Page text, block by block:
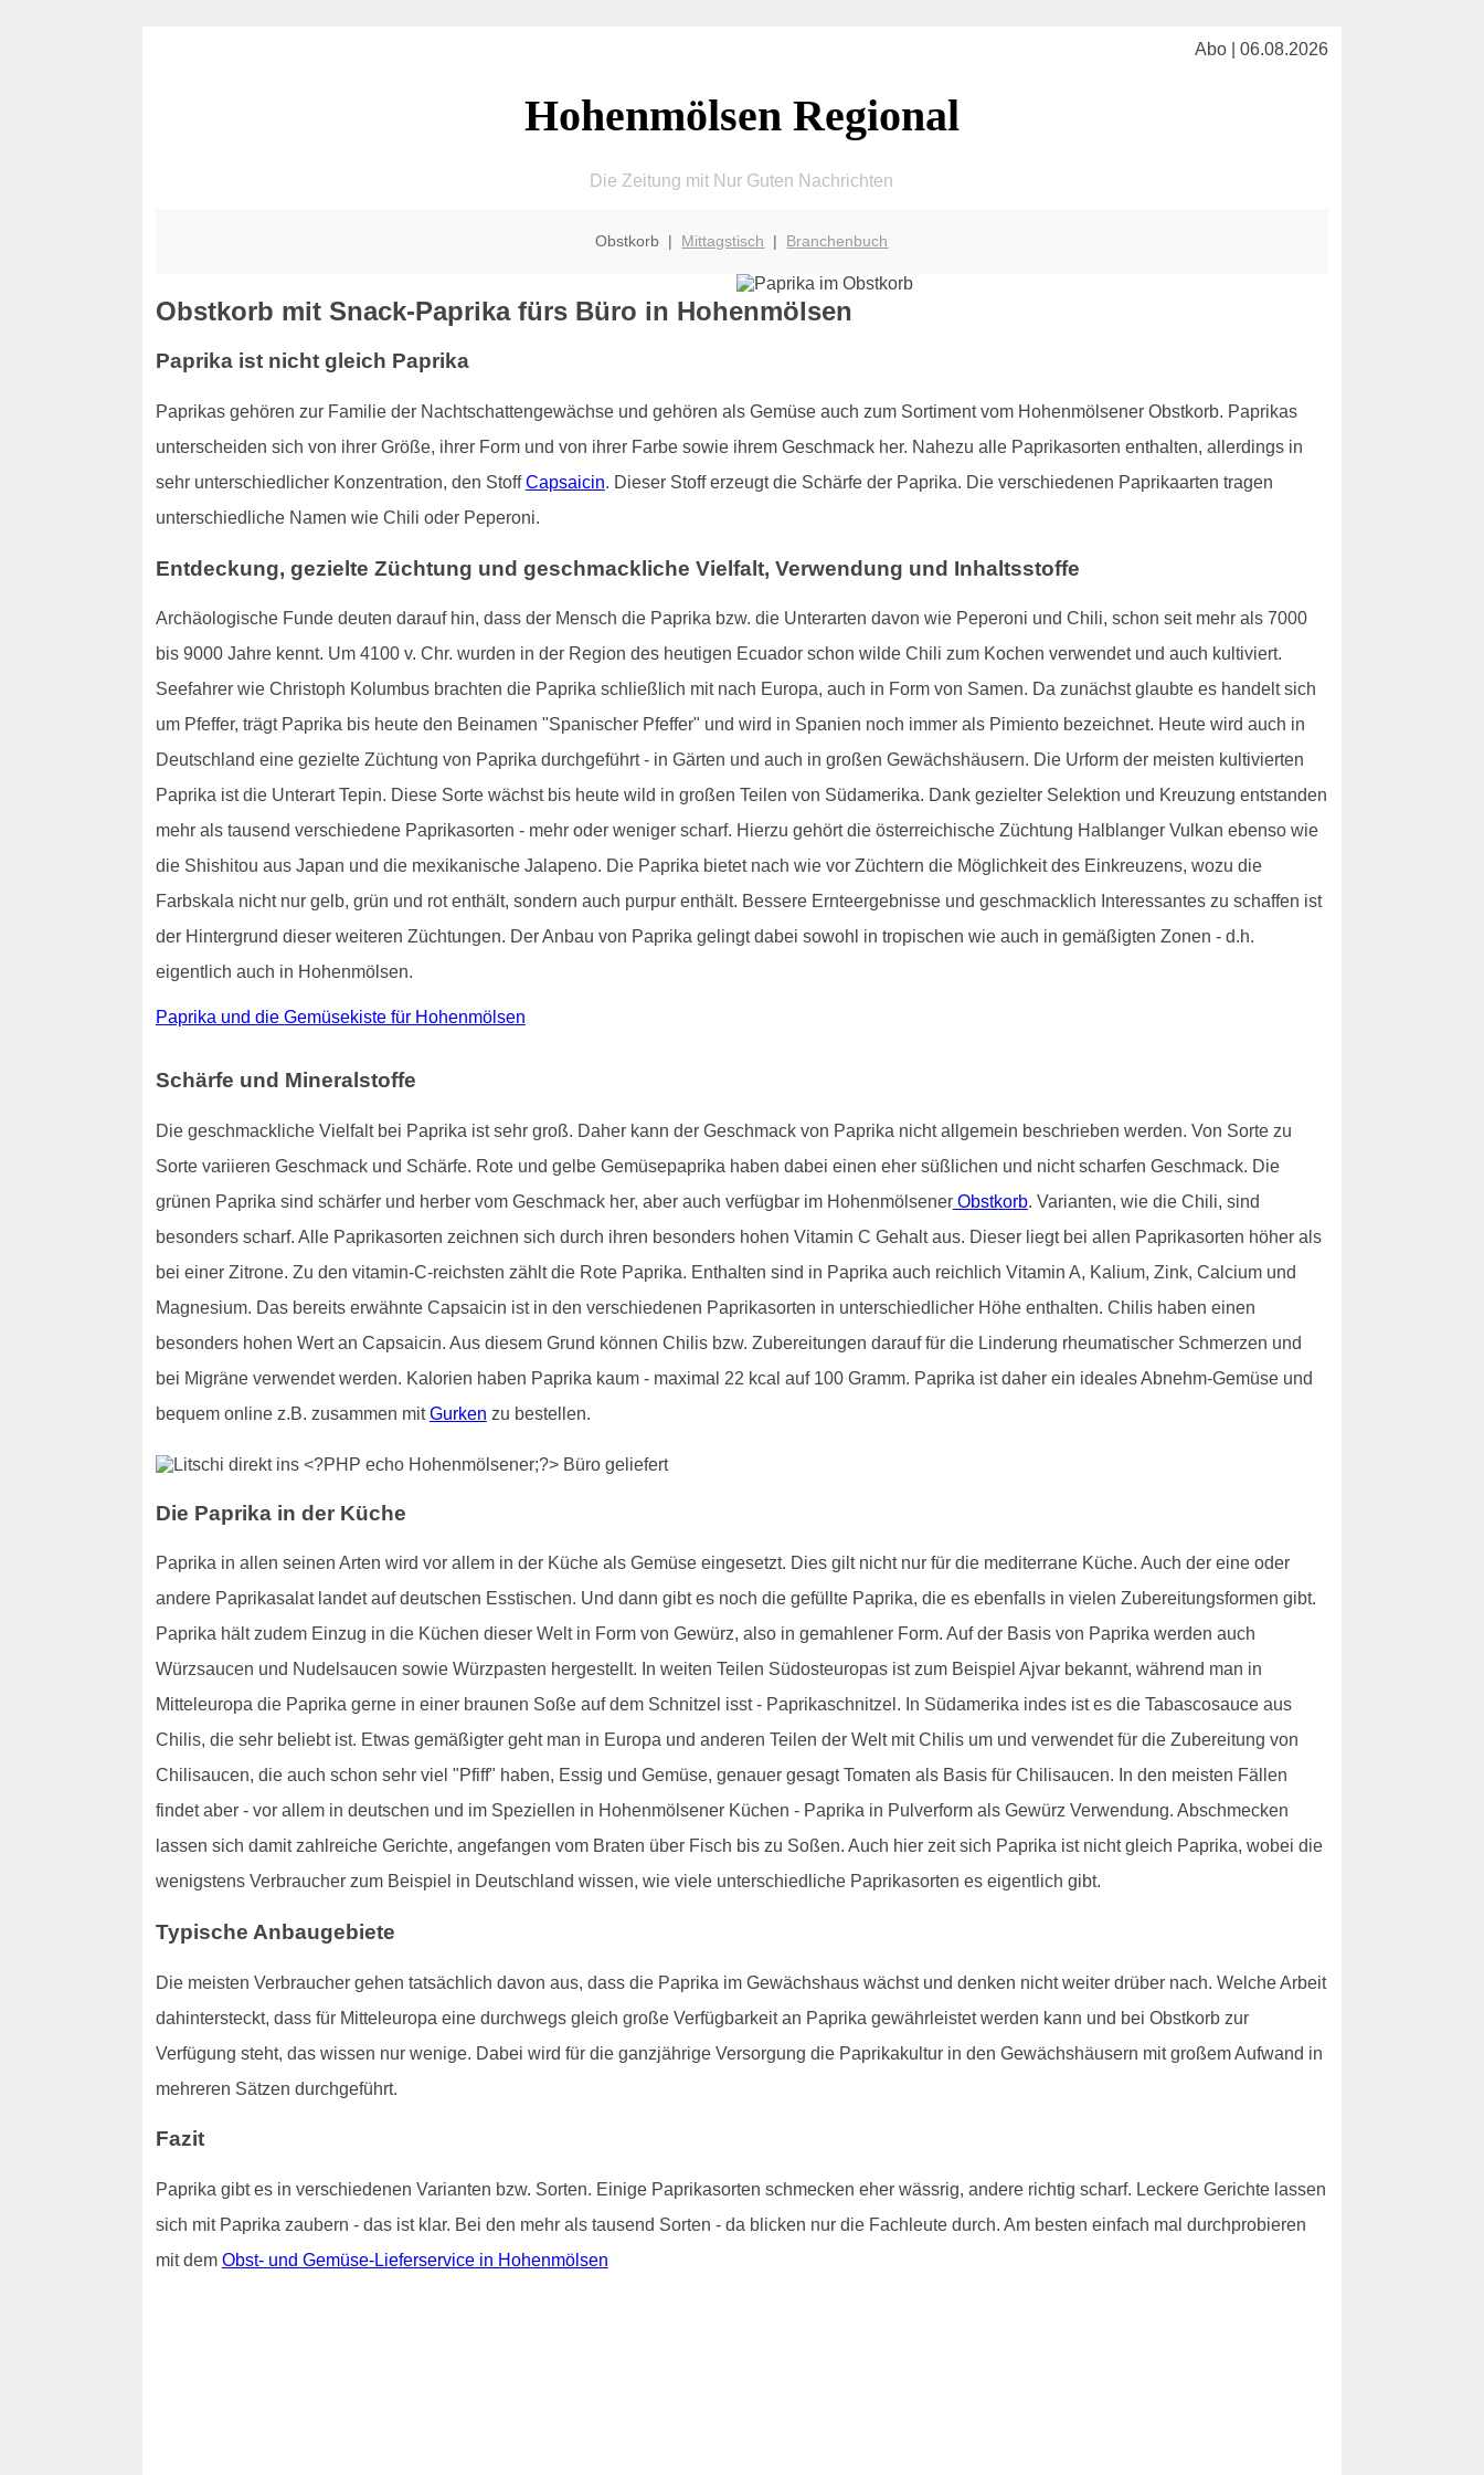
Abo | 06.08.2026
Hohenmölsen Regional
Die Zeitung mit Nur Guten Nachrichten
Obstkorb | Mittagstisch | Branchenbuch
Obstkorb mit Snack-Paprika fürs Büro in Hohenmölsen
Paprika ist nicht gleich Paprika
Paprikas gehören zur Familie der Nachtschattengewächse und gehören als Gemüse auch zum Sortiment vom Hohenmölsener Obstkorb. Paprikas
unterscheiden sich von ihrer Größe, ihrer Form und von ihrer Farbe sowie ihrem Geschmack her. Nahezu alle Paprikasorten enthalten, allerdings in
sehr unterschiedlicher Konzentration, den StoffCapsaicin. Dieser Stoff erzeugt die Schärfe der Paprika. Die verschiedenen Paprikaarten tragen
unterschiedliche Namen wie Chili oder Peperoni.
Entdeckung, gezielte Züchtung und geschmackliche Vielfalt, Verwendung und Inhaltsstoffe
Archäologische Funde deuten darauf hin, dass der Mensch die Paprika bzw. die Unterarten davon wie Peperoni und Chili, schon seit mehr als 7000
bis 9000 Jahre kennt. Um 4100 v. Chr. wurden in der Region des heutigen Ecuador schon wilde Chili zum Kochen verwendet und auch kultiviert.
Seefahrer wie Christoph Kolumbus brachten die Paprika schließlich mit nach Europa, auch in Form von Samen. Da zunächst glaubte es handelt sich
um Pfeffer, trägt Paprika bis heute den Beinamen "Spanischer Pfeffer" und wird in Spanien noch immer als Pimiento bezeichnet. Heute wird auch in
Deutschland eine gezielte Züchtung von Paprika durchgeführt - in Gärten und auch in großen Gewächshäusern. Die Urform der meisten kultivierten
Paprika ist die Unterart Tepin. Diese Sorte wächst bis heute wild in großen Teilen von Südamerika. Dank gezielter Selektion und Kreuzung entstanden
mehr als tausend verschiedene Paprikasorten - mehr oder weniger scharf. Hierzu gehört die österreichische Züchtung Halblanger Vulkan ebenso wie
die Shishitou aus Japan und die mexikanische Jalapeno. Die Paprika bietet nach wie vor Züchtern die Möglichkeit des Einkreuzens, wozu die
Farbskala nicht nur gelb, grün und rot enthält, sondern auch purpur enthält. Bessere Ernteergebnisse und geschmacklich Interessantes zu schaffen ist
der Hintergrund dieser weiteren Züchtungen. Der Anbau von Paprika gelingt dabei sowohl in tropischen wie auch in gemäßigten Zonen - d.h.
eigentlich auch in Hohenmölsen.
Paprika und die Gemüsekiste für Hohenmölsen
Schärfe und Mineralstoffe
Die geschmackliche Vielfalt bei Paprika ist sehr groß. Daher kann der Geschmack von Paprika nicht allgemein beschrieben werden. Von Sorte zu
Sorte variieren Geschmack und Schärfe. Rote und gelbe Gemüsepaprika haben dabei einen eher süßlichen und nicht scharfen Geschmack. Die
grünen Paprika sind schärfer und herber vom Geschmack her, aber auch verfügbar im HohenmölsenerObstkorb. Varianten, wie die Chili, sind
besonders scharf. Alle Paprikasorten zeichnen sich durch ihren besonders hohen Vitamin C Gehalt aus. Dieser liegt bei allen Paprikasorten höher als
bei einer Zitrone. Zu den vitamin-C-reichsten zählt die Rote Paprika. Enthalten sind in Paprika auch reichlich Vitamin A, Kalium, Zink, Calcium und
Magnesium. Das bereits erwähnte Capsaicin ist in den verschiedenen Paprikasorten in unterschiedlicher Höhe enthalten. Chilis haben einen
besonders hohen Wert an Capsaicin. Aus diesem Grund können Chilis bzw. Zubereitungen darauf für die Linderung rheumatischer Schmerzen und
bei Migräne verwendet werden. Kalorien haben Paprika kaum - maximal 22 kcal auf 100 Gramm. Paprika ist daher ein ideales Abnehm-Gemüse und
bequem online z.B. zusammen mitGurken zu bestellen.
Die Paprika in der Küche
Paprika in allen seinen Arten wird vor allem in der Küche als Gemüse eingesetzt. Dies gilt nicht nur für die mediterrane Küche. Auch der eine oder
andere Paprikasalat landet auf deutschen Esstischen. Und dann gibt es noch die gefüllte Paprika, die es ebenfalls in vielen Zubereitungsformen gibt.
Paprika hält zudem Einzug in die Küchen dieser Welt in Form von Gewürz, also in gemahlener Form. Auf der Basis von Paprika werden auch
Würzsaucen und Nudelsaucen sowie Würzpasten hergestellt. In weiten Teilen Südosteuropas ist zum Beispiel Ajvar bekannt, während man in
Mitteleuropa die Paprika gerne in einer braunen Soße auf dem Schnitzel isst - Paprikaschnitzel. In Südamerika indes ist es die Tabascosauce aus
Chilis, die sehr beliebt ist. Etwas gemäßigter geht man in Europa und anderen Teilen der Welt mit Chilis um und verwendet für die Zubereitung von
Chilisaucen, die auch schon sehr viel "Pfiff" haben, Essig und Gemüse, genauer gesagt Tomaten als Basis für Chilisaucen. In den meisten Fällen
findet aber - vor allem in deutschen und im Speziellen in Hohenmölsener Küchen - Paprika in Pulverform als Gewürz Verwendung. Abschmecken
lassen sich damit zahlreiche Gerichte, angefangen vom Braten über Fisch bis zu Soßen. Auch hier zeit sich Paprika ist nicht gleich Paprika, wobei die
wenigstens Verbraucher zum Beispiel in Deutschland wissen, wie viele unterschiedliche Paprikasorten es eigentlich gibt.
Typische Anbaugebiete
Die meisten Verbraucher gehen tatsächlich davon aus, dass die Paprika im Gewächshaus wächst und denken nicht weiter drüber nach. Welche Arbeit
dahintersteckt, dass für Mitteleuropa eine durchwegs gleich große Verfügbarkeit an Paprika gewährleistet werden kann und bei Obstkorb zur
Verfügung steht, das wissen nur wenige. Dabei wird für die ganzjährige Versorgung die Paprikakultur in den Gewächshäusern mit großem Aufwand in
mehreren Sätzen durchgeführt.
Fazit
Paprika gibt es in verschiedenen Varianten bzw. Sorten. Einige Paprikasorten schmecken eher wässrig, andere richtig scharf. Leckere Gerichte lassen
sich mit Paprika zaubern - das ist klar. Bei den mehr als tausend Sorten - da blicken nur die Fachleute durch. Am besten einfach mal durchprobieren
mit dem Obst- und Gemüse-Lieferservice in Hohenmölsen